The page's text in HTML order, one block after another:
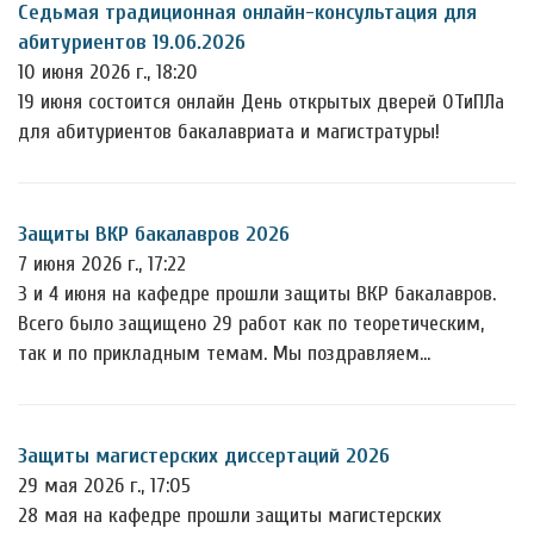
Седьмая традиционная онлайн-консультация для
абитуриентов 19.06.2026
10 июня 2026 г., 18:20
19 июня состоится онлайн День открытых дверей ОТиПЛа
для абитуриентов бакалавриата и магистратуры!
Защиты ВКР бакалавров 2026
7 июня 2026 г., 17:22
3 и 4 июня на кафедре прошли защиты ВКР бакалавров.
Всего было защищено 29 работ как по теоретическим,
так и по прикладным темам. Мы поздравляем…
Защиты магистерских диссертаций 2026
29 мая 2026 г., 17:05
28 мая на кафедре прошли защиты магистерских